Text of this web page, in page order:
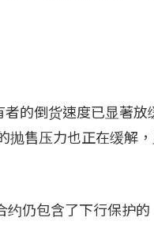
的倒货速度已显著放
抛售压力也正在缓解
仍包含了下行保护